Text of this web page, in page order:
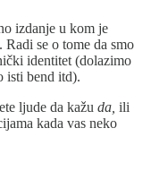
izdanje u kom je
. Radi se o tome da smo
identitet (dolazimo
isti bend itd).
ljude da kažu da, ili
kada vas neko